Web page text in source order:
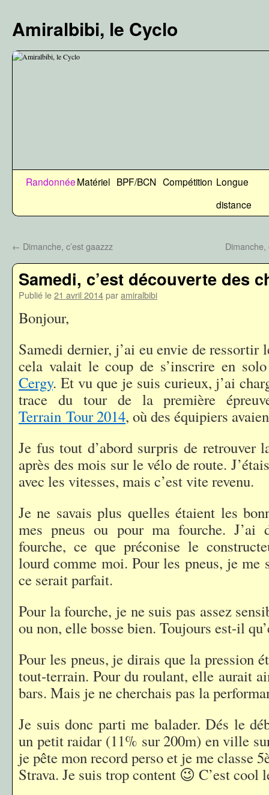
contenu
Amiralbibi, le Cyclo
RandonnéeMatériel BPF/BCN Compétition Longue
distance
← Dimanche, c’est gaazzz
Samedi, c’est découverte des
Publié le21 avril 2014paramiralbibi
Bonjour,
Samedi dernier, j’ai eu envie de
cela valait le coup de s’inscrire en
Cergy. Et vu que je suis curieux, j’ai
trace du tour de la première
Terrain Tour 2014, où des équipiers
Je fus tout d’abord surpris de retrouver
après des mois sur le vélo de route.
avec les vitesses, mais c’est vite revenu.
Je ne savais plus quelles étaient les
mes pneus ou pour ma fourche. J’ai
fourche, ce que préconise le
lourd comme moi. Pour les pneus, je me
ce serait parfait.
Pour la fourche, je ne suis pas assez
ou non, elle bosse bien. Toujours est-il
Pour les pneus, je dirais que la pression
tout-terrain. Pour du roulant, elle aurait
bars. Mais je ne cherchais pas la
Je suis donc parti me balader. Dés le
un petit raidar (11% sur 200m) en ville
je pête mon record perso et je me classe
Strava. Je suis trop content 😉 C’est cool